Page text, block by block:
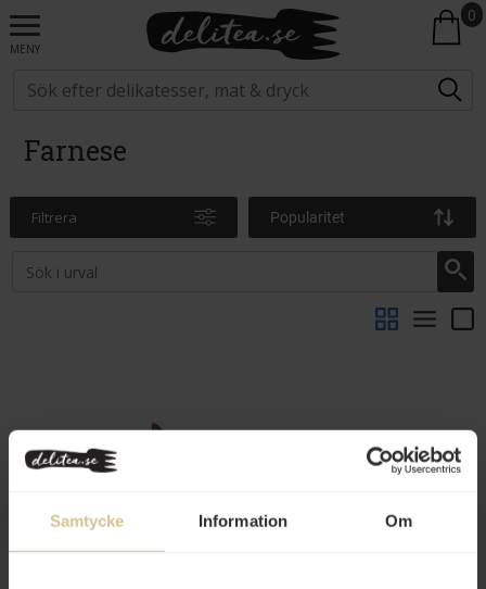
Samtycke Information Om
MENY
0
Farnese
Filtrera Popularitet
129 kr